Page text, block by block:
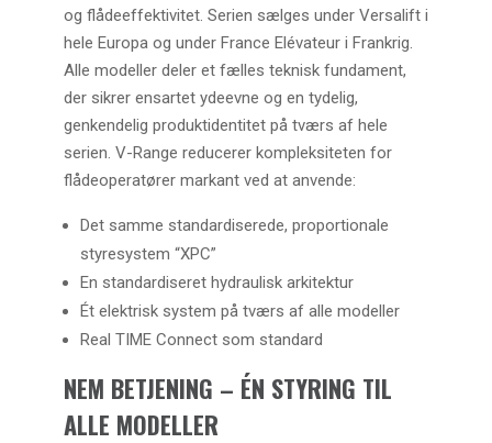
og flådeeffektivitet. Serien sælges under Versalift i
hele Europa og under France Elévateur i Frankrig.
Alle modeller deler et fælles teknisk fundament,
der sikrer ensartet ydeevne og en tydelig,
genkendelig produktidentitet på tværs af hele
serien. V-Range reducerer kompleksiteten for
flådeoperatører markant ved at anvende:
Det samme standardiserede, proportionale
styresystem “XPC”
En standardiseret hydraulisk arkitektur
Ét elektrisk system på tværs af alle modeller
Real TIME Connect som standard
NEM BETJENING – ÉN STYRING TIL
ALLE MODELLER